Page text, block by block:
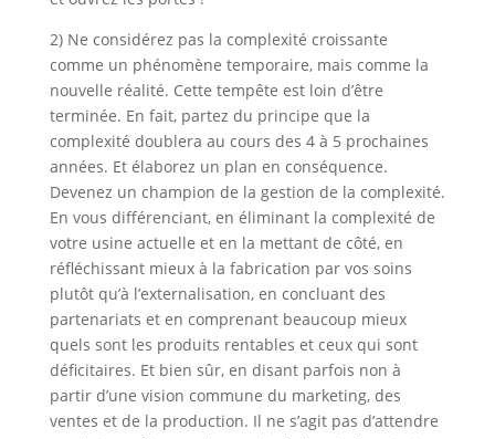
2) Ne considérez pas la complexité croissante
comme un phénomène temporaire, mais comme la
nouvelle réalité. Cette tempête est loin d’être
terminée. En fait, partez du principe que la
complexité doublera au cours des 4 à 5 prochaines
années. Et élaborez un plan en conséquence.
Devenez un champion de la gestion de la complexité.
En vous différenciant, en éliminant la complexité de
votre usine actuelle et en la mettant de côté, en
réfléchissant mieux à la fabrication par vos soins
plutôt qu’à l’externalisation, en concluant des
partenariats et en comprenant beaucoup mieux
quels sont les produits rentables et ceux qui sont
déficitaires. Et bien sûr, en disant parfois non à
partir d’une vision commune du marketing, des
ventes et de la production. Il ne s’agit pas d’attendre